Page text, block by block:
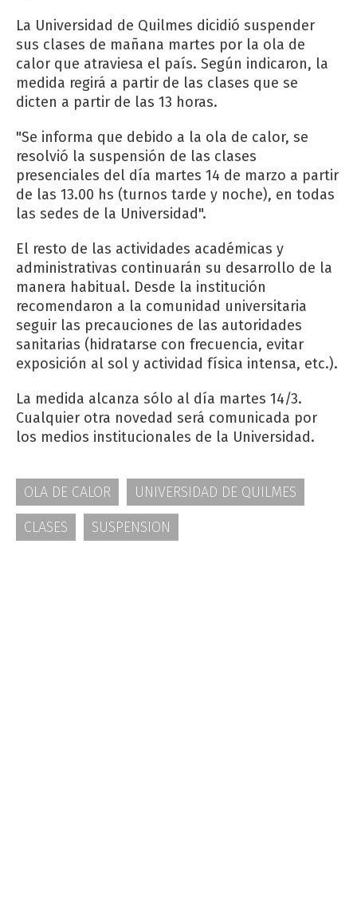
La Universidad de Quilmes dicidió suspender
sus clases de mañana martes por la ola de
calor que atraviesa el país. Según indicaron, la
medida regirá a partir de las clases que se
dicten a partir de las 13 horas.
"Se informa que debido a la ola de calor, se
resolvió la suspensión de las clases
presenciales del día martes 14 de marzo a partir
de las 13.00 hs (turnos tarde y noche), en todas
las sedes de la Universidad".
El resto de las actividades académicas y
administrativas continuarán su desarrollo de la
manera habitual. Desde la institución
recomendaron a la comunidad universitaria
seguir las precauciones de las autoridades
sanitarias (hidratarse con frecuencia, evitar
exposición al sol y actividad física intensa, etc.).
La medida alcanza sólo al día martes 14/3.
Cualquier otra novedad será comunicada por
los medios institucionales de la Universidad.
OLA DE CALOR
UNIVERSIDAD DE QUILMES
CLASES
SUSPENSION